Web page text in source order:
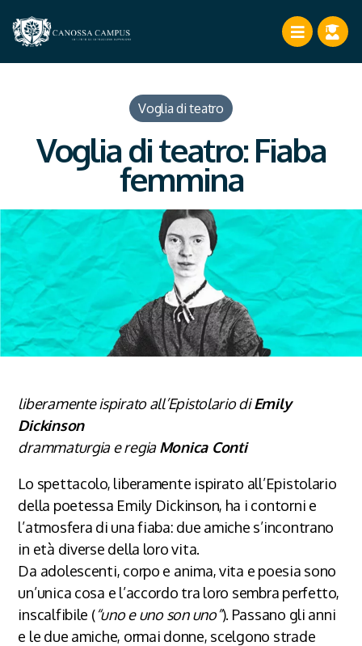
Voglia di teatro
Voglia di teatro: Fiaba
femmina
liberamente ispirato all’Epistolario diEmily
Dickinson
drammaturgia e regiaMonica Conti
Lo spettacolo, liberamente ispirato all’Epistolario
della poetessa Emily Dickinson, ha i contorni e
l’atmosfera di una fiaba: due amiche s’incontrano
in età diverse della loro vita.
Da adolescenti, corpo e anima, vita e poesia sono
un’unica cosa e l’accordo tra loro sembra perfetto,
inscalfibile (“uno e uno son uno”). Passano gli anni
e le due amiche, ormai donne, scelgono strade